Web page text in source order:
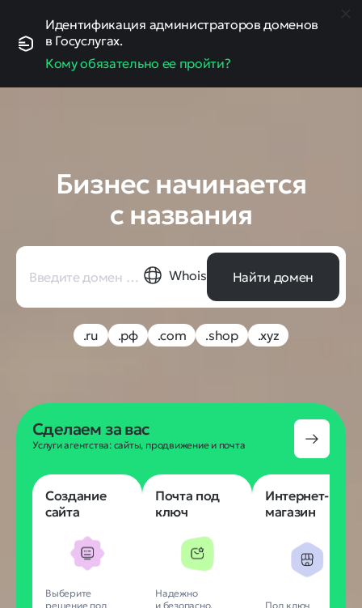
Идентификация администраторов доменов
в Госуслугах.
Кому обязательно ее пройти?
Бизнес начинается
с названия
Whois Найти домен
.ru .рф .com .shop .xyz
Сделаем за вас
Услуги агентства: сайты, продвижение и почта
Создание
сайта
Выберите
решение под
Почта под
ключ
Надежно
и безопасно,
Интернет-
магазин
Под ключ